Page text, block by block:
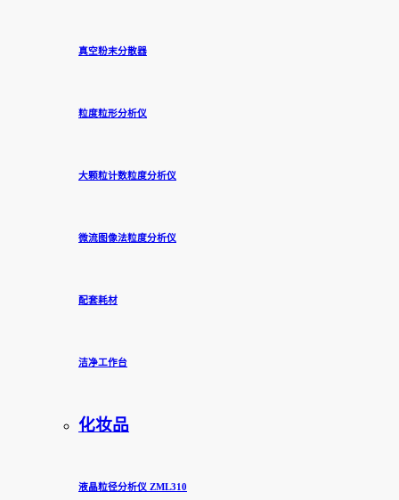
真空粉末分散器
粒度粒形分析仪
大颗粒计数粒度分析仪
微流图像法粒度分析仪
配套耗材
洁净工作台
化妆品
液晶粒径分析仪 ZML310